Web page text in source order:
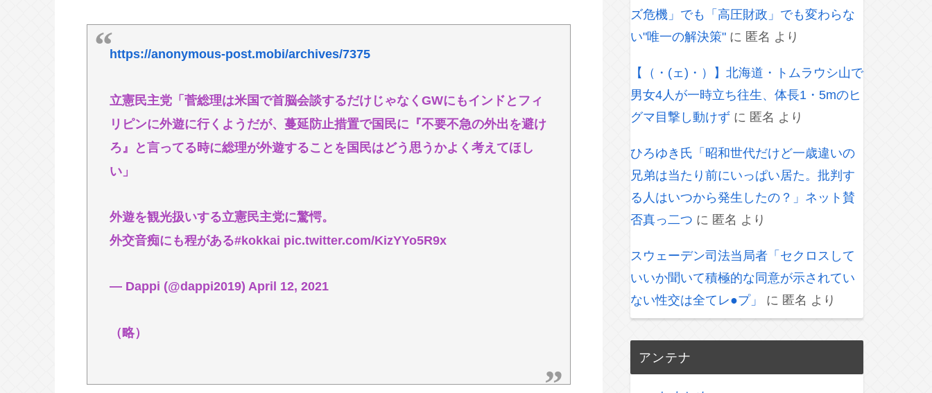
【高市】「ナフサがなくなる」現状超頑張って延命してるだけでどんどん不足して
る状況は改善してないのにもうナフサあることになった理由
子
【悲報】みいちゃん作者「みいちゃん母は障害者なので自分が殺したと思い込んで
自白しました」←なにこれ
ジャンプストアで大量注文→キャンセルを繰り返した女を逮捕 「注文で欲求が満た
ジョジョってネットでジョジョ立ちが話題になり始めた2000年代初頭くらいから急
にすげえ人気作品扱いになったよな
https://anonymous-post.mobi/archives/7375
立憲民主党「菅総理は米国で首脳会談するだけじゃなくGWにもインドとフィ
リピンに外遊に行くようだが、蔓延防止措置で国民に『不要不急の外出を避け
ろ』と言ってる時に総理が外遊することを国民はどう思うかよく考えてほし
い」
外遊を観光扱いする立憲民主党に驚愕。
外交音痴にも程がある#kokkai pic.twitter.com/KizYYo5R9x
— Dappi (@dappi2019) April 12, 2021
（略）
ズ危機」でも「高圧財政」でも変わらな
い"唯一の解決策" に 匿名 より
【（・(ェ)・）】北海道・トムラウシ山で
男女4人が一時立ち往生、体長1・5mのヒ
グマ目撃し動けず に 匿名 より
ひろゆき氏「昭和世代だけど一歳違いの
兄弟は当たり前にいっぱい居た。批判す
る人はいつから発生したの？」ネット賛
否真っ二つ に 匿名 より
スウェーデン司法当局者「セクロスして
いいか聞いて積極的な同意が示されてい
ない性交は全てレ●プ」
に 匿名 より
アンテナ